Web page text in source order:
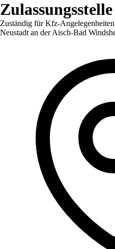
Zulassungsstelle
Zuständig für Kfz-
Neustadt an der Aisch-Bad